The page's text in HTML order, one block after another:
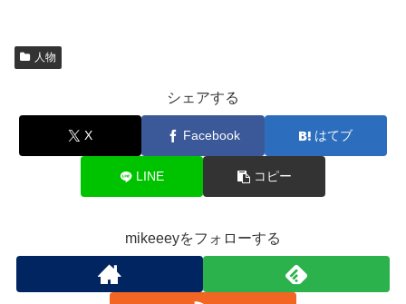
人物
シェアする
X Facebook はてブ
LINE コピー
mikeeeyをフォローする